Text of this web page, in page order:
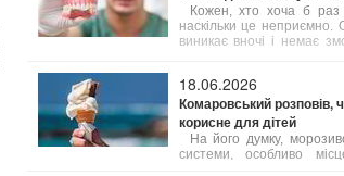
Кожен, хто хоча б раз
наскільки це неприємно.
виникає вночі і немає
18.06.2026
Комаровський
корисне для дітей
На його думку,
системи, особливо